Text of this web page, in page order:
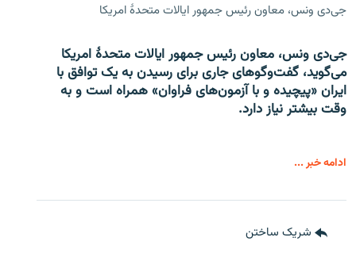
جی‌دی ونس، معاون رئیس جمهور ایالات متحدۀ امریکا
جی‌دی ونس، معاون رئیس جمهور ایالات متحدۀ امریکا
می‌گوید، گفت‌وگوهای جاری برای رسیدن به یک توافق با
ایران «پیچیده و با آزمون‌های فراوان» همراه است و به
وقت بیشتر نیاز دارد.
ادامه خبر ...
شریک ساختن